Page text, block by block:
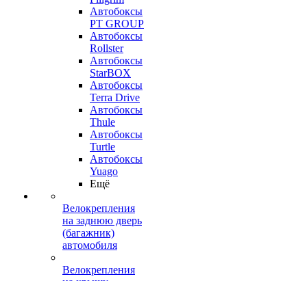
Автобоксы
PT GROUP
Автобоксы
Rollster
Автобоксы
StarBOX
Автобоксы
Terra Drive
Автобоксы
Thule
Автобоксы
Turtle
Автобоксы
Yuago
Ещё
Велокрепления
на заднюю дверь
(багажник)
автомобиля
Велокрепления